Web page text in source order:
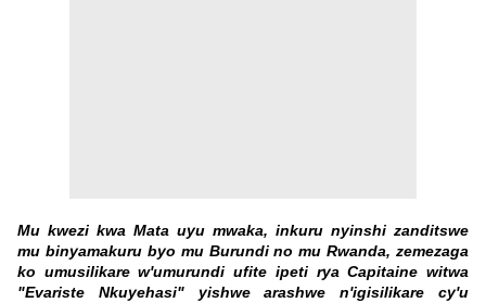
Mu kwezi kwa Mata uyu mwaka, inkuru nyinshi zanditswe
mu binyamakuru byo mu Burundi no mu Rwanda, zemezaga
ko umusilikare w'umurundi ufite ipeti rya Capitaine witwa
"Evariste Nkuyehasi" yishwe arashwe n'igisilikare cy'u